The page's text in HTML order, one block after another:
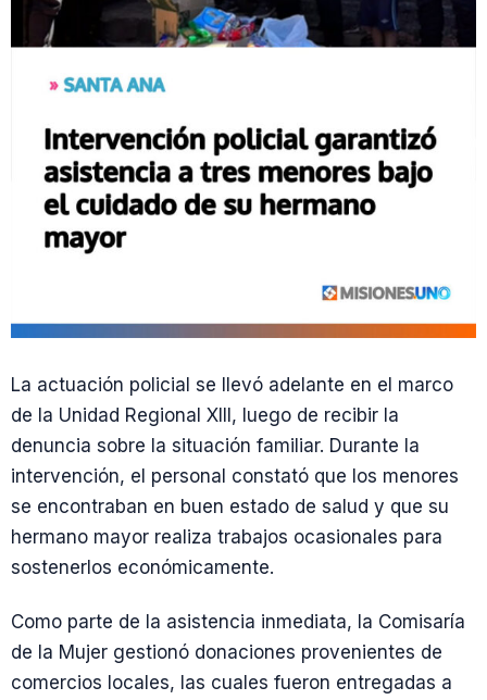
La actuación policial se llevó adelante en el marco
de la Unidad Regional XIII, luego de recibir la
denuncia sobre la situación familiar. Durante la
intervención, el personal constató que los menores
se encontraban en buen estado de salud y que su
hermano mayor realiza trabajos ocasionales para
sostenerlos económicamente.
Como parte de la asistencia inmediata, la Comisaría
de la Mujer gestionó donaciones provenientes de
comercios locales, las cuales fueron entregadas a